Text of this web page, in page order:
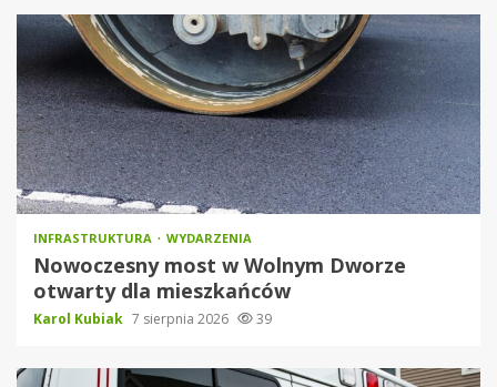
INFRASTRUKTURA WYDARZENIA
Nowoczesny most w Wolnym Dworze
otwarty dla mieszkańców
Karol Kubiak 7 sierpnia 2026 39